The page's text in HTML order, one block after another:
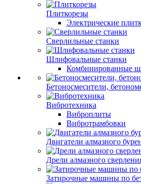
Плиткорезы
Электрические
Сверлильные станки
Шлифовальные станки
Комбинированные
Бетоносмесители,
Вибротехника
Виброплиты
Вибротрамбовки
Двигатели алмазного
Дрели алмазного
Затирочные машины по